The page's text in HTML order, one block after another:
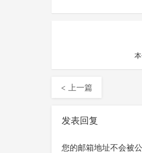
< 上一篇
发表回复
您的邮箱地址不会被公